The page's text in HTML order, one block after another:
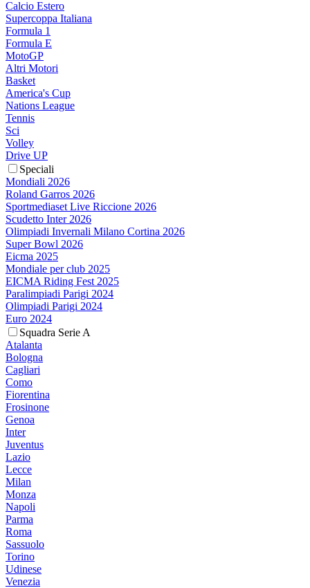
Calcio Estero
Supercoppa Italiana
Formula 1
Formula E
MotoGP
Altri Motori
Basket
America's Cup
Nations League
Tennis
Sci
Volley
Drive UP
Speciali
Mondiali 2026
Roland Garros 2026
Sportmediaset Live Riccione 2026
Scudetto Inter 2026
Olimpiadi Invernali Milano Cortina 2026
Super Bowl 2026
Eicma 2025
Mondiale per club 2025
EICMA Riding Fest 2025
Paralimpiadi Parigi 2024
Olimpiadi Parigi 2024
Euro 2024
Squadra Serie A
Atalanta
Bologna
Cagliari
Como
Fiorentina
Frosinone
Genoa
Inter
Juventus
Lazio
Lecce
Milan
Monza
Napoli
Parma
Roma
Sassuolo
Torino
Udinese
Venezia